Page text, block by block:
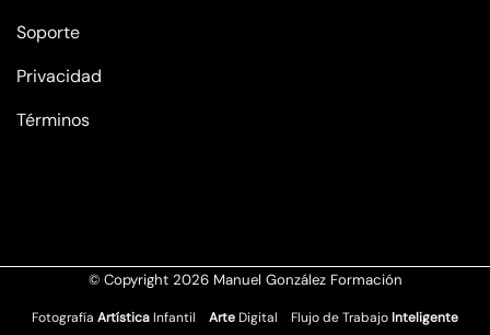
Soporte
Privacidad
Términos
© Copyright 2026 Manuel González Formación
Fotografía Artística Infantil Arte Digital Flujo de Trabajo Inteligente